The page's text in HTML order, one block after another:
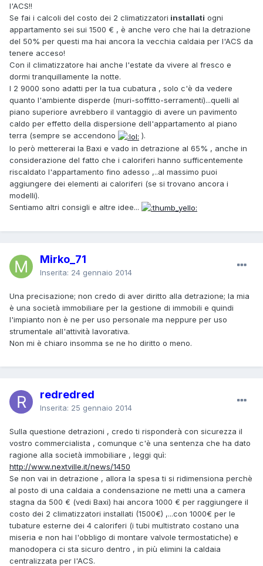
l'ACS!!
Se fai i calcoli del costo dei 2 climatizzatori installati ogni
appartamento sei sui 1500 € , è anche vero che hai la detrazione
del 50% per questi ma hai ancora la vecchia caldaia per l'ACS da
tenere acceso!
Con il climatizzatore hai anche l'estate da vivere al fresco e
dormi tranquillamente la notte.
I 2 9000 sono adatti per la tua cubatura , solo c'è da vedere
quanto l'ambiente disperde (muri-soffitto-serramenti)...quelli al
piano superiore avrebbero il vantaggio di avere un pavimento
caldo per effetto della dispersione dell'appartamento al piano
terra (sempre se accendono
).
Io però mettererai la Baxi e vado in detrazione al 65% , anche in
considerazione del fatto che i caloriferi hanno sufficentemente
riscaldato l'appartamento fino adesso ,..al massimo puoi
aggiungere dei elementi ai caloriferi (se si trovano ancora i
modelli).
Sentiamo altri consigli e altre idee...
Mirko_71
Inserita: 24 gennaio 2014
Una precisazione; non credo di aver diritto alla detrazione; la mia
è una società immobiliare per la gestione di immobili e quindi
l'impianto non è ne per uso personale ma neppure per uso
strumentale all'attività lavorativa.
Non mi è chiaro insomma se ne ho diritto o meno.
redredred
Inserita: 25 gennaio 2014
Sulla questione detrazioni , credo ti risponderà con sicurezza il
vostro commercialista , comunque c'è una sentenza che ha dato
ragione alla società immobiliare , leggi quì:
http://www.nextville.it/news/1450
Se non vai in detrazione , allora la spesa ti si ridimensiona perchè
al posto di una caldaia a condensazione ne metti una a camera
stagna da 500 € (vedi Baxi) hai ancora 1000 € per raggiungere il
costo dei 2 climatizzatori installati (1500€) ,...con 1000€ per le
tubature esterne dei 4 caloriferi (i tubi multistrato costano una
miseria e non hai l'obbligo di montare valvole termostatiche) e
manodopera ci sta sicuro dentro , in più elimini la caldaia
centralizzata per l'ACS.